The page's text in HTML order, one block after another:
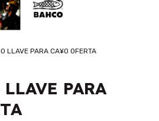
LLAVE PARA CA¥O OFERTA
PARA